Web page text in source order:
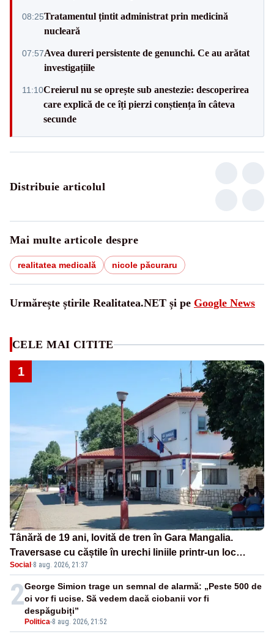
08:25Tratamentul țintit administrat prin medicină
nucleară
07:57Avea dureri persistente de genunchi. Ce au arătat
investigațiile
11:10Creierul nu se oprește sub anestezie: descoperirea
care explică de ce îți pierzi conștiența în câteva
secunde
Distribuie articolul
Mai multe articole despre
realitatea medicală nicole păcuraru
Urmărește știrile Realitatea.NET și pe Google News
CELE MAI CITITE
1
Tânără de 19 ani, lovită de tren în Gara Mangalia.
Traversase cu căștile în urechi liniile printr-un loc
nepermis
Social·8 aug. 2026, 21:37
2
Politica-8 aug. 2026, 21:52
George Simion trage un semnal de alarmă: „Peste 500 de
oi vor fi ucise. Să vedem dacă ciobanii vor fi
despăgubiți”